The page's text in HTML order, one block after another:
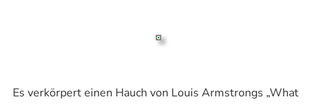
Es verkörpert einen Hauch von Louis Armstrongs „What